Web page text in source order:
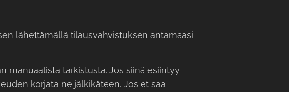
lähettämällä tilausvahvistuksen antamaasi
manuaalista tarkistusta. Jos siinä esiintyy
korjata ne jälkikäteen. Jos et saa